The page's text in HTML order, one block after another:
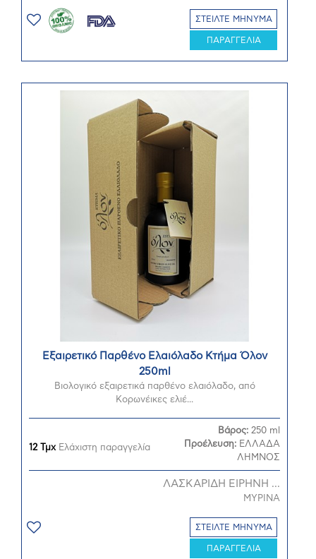
ΣΤΕΙΛΤΕ ΜΗΝΥΜΑ
ΠΑΡΑΓΓΕΛΙΑ
Εξαιρετικό Παρθένο Ελαιόλαδο Κτήμα Όλον
250ml
Βιολογικό εξαιρετικά παρθένο ελαιόλαδο, από
Κορωνέικες ελιέ...
12 ΤμχΕλάχιστη παραγγελία
Βάρος: 250 ml
Προέλευση: ΕΛΛΑΔΑ
ΛΗΜΝΟΣ
ΛΑΣΚΑΡΙΔΗ ΕΙΡΗΝΗ ...
ΜΥΡΙΝΑ
ΣΤΕΙΛΤΕ ΜΗΝΥΜΑ
ΠΑΡΑΓΓΕΛΙΑ